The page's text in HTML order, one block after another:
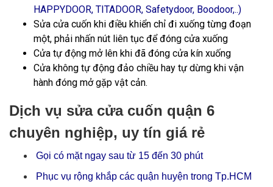
HAPPYDOOR, TITADOOR, Safetydoor, Boodoor,..)
Sửa cửa cuốn khi điều khiển chỉ đi xuống từng đoạn
một, phải nhấn nút liên tục để đóng cửa xuống
Cửa tự động mở lên khi đã đóng cửa kín xuống
Cửa không tự động đảo chiều hay tự dừng khi vận
hành đóng mở gặp vật cản.
Dịch vụ sửa cửa cuốn quận 6
chuyên nghiệp, uy tín giá rẻ
Gọi có mặt ngay sau từ 15 đến 30 phút
Phục vụ rộng khắp các quận huyện trong Tp.HCM